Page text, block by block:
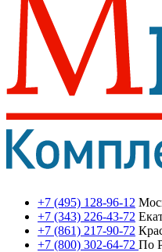
+7 (495) 128-96-12
+7 (343) 226-43-72
+7 (861) 217-90-72
+7 (800) 302-64-72 По